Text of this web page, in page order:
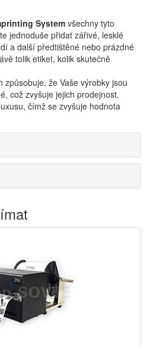
System všechny tyto
jednoduše přidat zářivé, lesklé
a další předtištěné nebo prázdné
tolik etiket, kolik skutečně
způsobuje, že Vaše výrobky jsou
což zvyšuje jejich prodejnost.
čímž se zvyšuje hodnota